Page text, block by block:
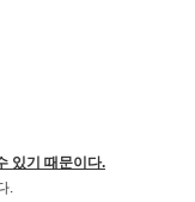
있기 때문이다.
.